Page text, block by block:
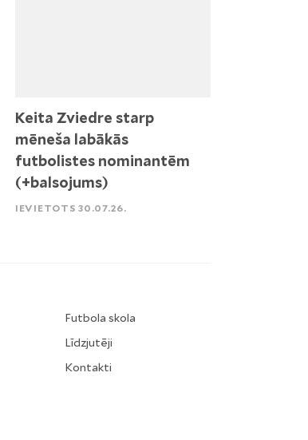
Keita Zviedre starp
mēneša labākās
futbolistes nominantēm
(+balsojums)
IEVIETOTS 30.07.26.
Futbola skola
Līdzjutēji
Kontakti